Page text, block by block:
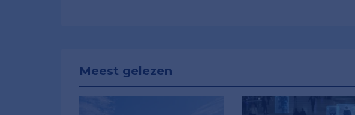
Meest gelezen